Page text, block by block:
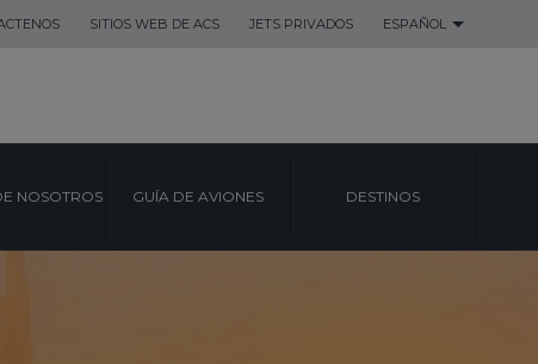
SITIOS WEB DE ACS JETS PRIVADOS ESPAÑOL
NOSOTROS GUÍA DE AVIONES DESTINOS